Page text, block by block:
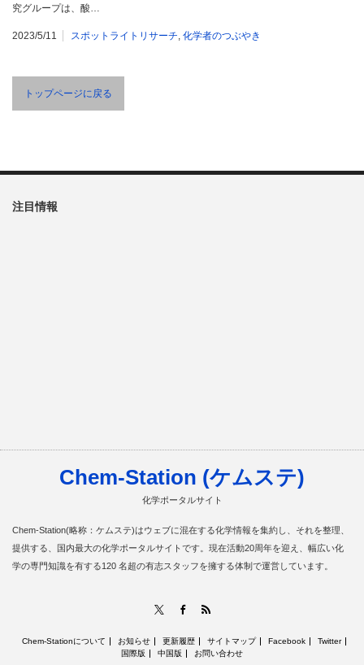
究グループは、酸…
2023/5/11 スポットライトリサーチ, 化学者のつぶやき
トップページに戻る
注目情報
Chem-Station (ケムステ)
化学ポータルサイト
Chem-Station(略称：ケムステ)はウェブに混在する化学情報を集約し、それを整理、
提供する、国内最大の化学ポータルサイトです。現在活動20周年を迎え、幅広い化
学の専門知識を有する120 名超の有志スタッフを擁する体制で運営しています。
Facebook
Chem-Stationについて お知らせ 更新履歴 サイトマップ Facebook
Twitter
国際版
中国版 お問い合わせ